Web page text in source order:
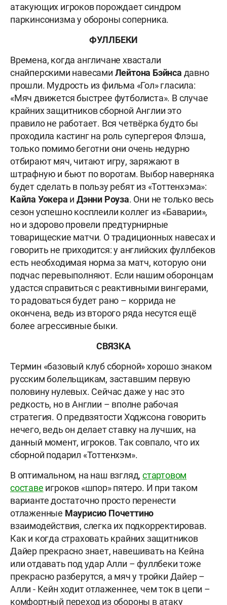
атакующих игроков порождает синдром
паркинсонизма у обороны соперника.
ФУЛЛБЕКИ
Времена, когда англичане хвастали
снайперскими навесами Лейтона Бэйнса давно
прошли. Мудрость из фильма «Гол» гласила:
«Мяч движется быстрее футболиста». В случае
крайних защитников сборной Англии это
правило не работает. Вся четвёрка будто бы
проходила кастинг на роль супергероя Флэша,
только помимо беготни они очень недурно
отбирают мяч, читают игру, заряжают в
штрафную и бьют по воротам. Выбор наверняка
будет сделать в пользу ребят из «Тоттенхэма»:
Кайла Уокера иДэнни Роуза. Они не только весь
сезон успешно косплеили коллег из «Баварии»,
но и здорово провели предтурнирные
товарищеские матчи. О традиционных навесах и
говорить не приходится: у английских фуллбеков
есть необходимая норма за матч, которую они
подчас перевыполняют. Если нашим оборонцам
удастся справиться с реактивными вингерами,
то радоваться будет рано – коррида не
окончена, ведь из второго ряда несутся ещё
более агрессивные быки.
СВЯЗКА
Термин «базовый клуб сборной» хорошо знаком
русским болельщикам, заставшим первую
половину нулевых. Сейчас даже у нас это
редкость, но в Англии – вполне рабочая
стратегия. О предвзятости Ходжсона говорить
нечего, ведь он делает ставку на лучших, на
данный момент, игроков. Так совпало, что их
сборной подарил «Тоттенхэм».
В оптимальном, на наш взгляд,стартовом
составе игроков «шпор» пятеро. И при таком
варианте достаточно просто перенести
отлаженные Маурисио Почеттино
взаимодействия, слегка их подкорректировав.
Как и когда страховать крайних защитников
Дайер прекрасно знает, навешивать на Кейна
или отдавать под удар Алли – фуллбеки тоже
прекрасно разберутся, а мяч у тройки Дайер –
Алли - Кейн ходит отлаженнее, чем ток в цепи –
комфортный переход из обороны в атаку